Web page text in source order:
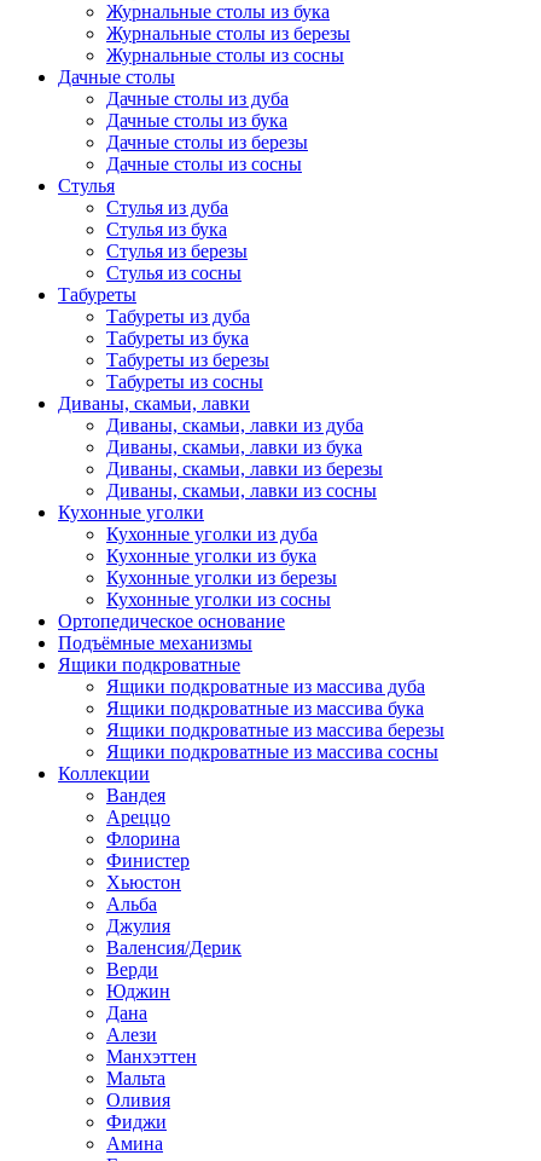
Журнальные столы из бука
Журнальные столы из березы
Журнальные столы из сосны
Дачные столы
Дачные столы из дуба
Дачные столы из бука
Дачные столы из березы
Дачные столы из сосны
Стулья
Стулья из дуба
Стулья из бука
Стулья из березы
Стулья из сосны
Табуреты
Табуреты из дуба
Табуреты из бука
Табуреты из березы
Табуреты из сосны
Диваны, скамьи, лавки
Диваны, скамьи, лавки из дуба
Диваны, скамьи, лавки из бука
Диваны, скамьи, лавки из березы
Диваны, скамьи, лавки из сосны
Кухонные уголки
Кухонные уголки из дуба
Кухонные уголки из бука
Кухонные уголки из березы
Кухонные уголки из сосны
Ортопедическое основание
Подъёмные механизмы
Ящики подкроватные
Ящики подкроватные из массива дуба
Ящики подкроватные из массива бука
Ящики подкроватные из массива березы
Ящики подкроватные из массива сосны
Коллекции
Вандея
Ареццо
Флорина
Финистер
Хьюстон
Альба
Джулия
Валенсия/Дерик
Верди
Юджин
Дана
Алези
Манхэттен
Мальта
Оливия
Фиджи
Амина